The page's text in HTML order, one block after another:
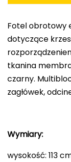
Fotel obrotowy
dotyczące
tkanina
czarny.
zagłówek,
Wymiary:
wysokość: 113